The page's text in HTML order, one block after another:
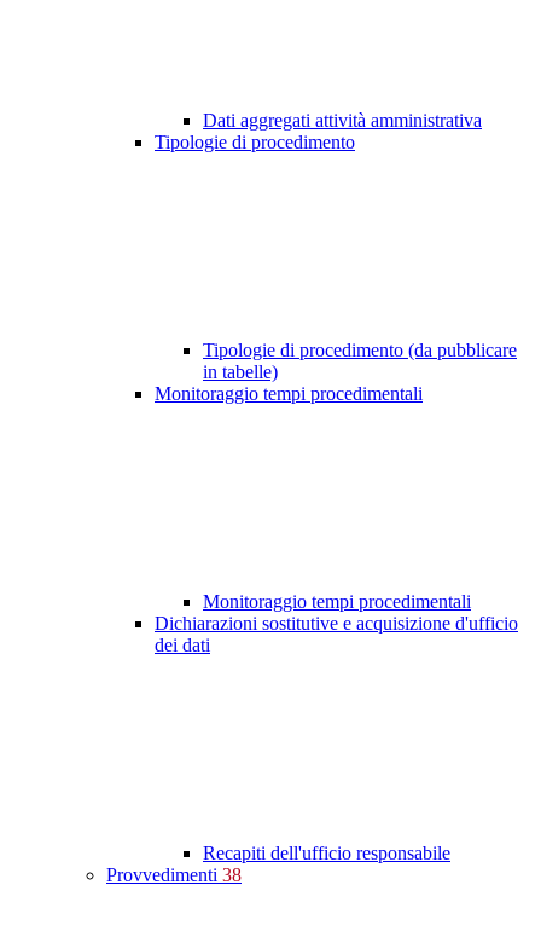
Dati aggregati attività amministrativa
Tipologie di procedimento
Tipologie di procedimento (da pubblicare
in tabelle)
Monitoraggio tempi procedimentali
Monitoraggio tempi procedimentali
Dichiarazioni sostitutive e acquisizione d'ufficio
dei dati
Recapiti dell'ufficio responsabile
Provvedimenti 38